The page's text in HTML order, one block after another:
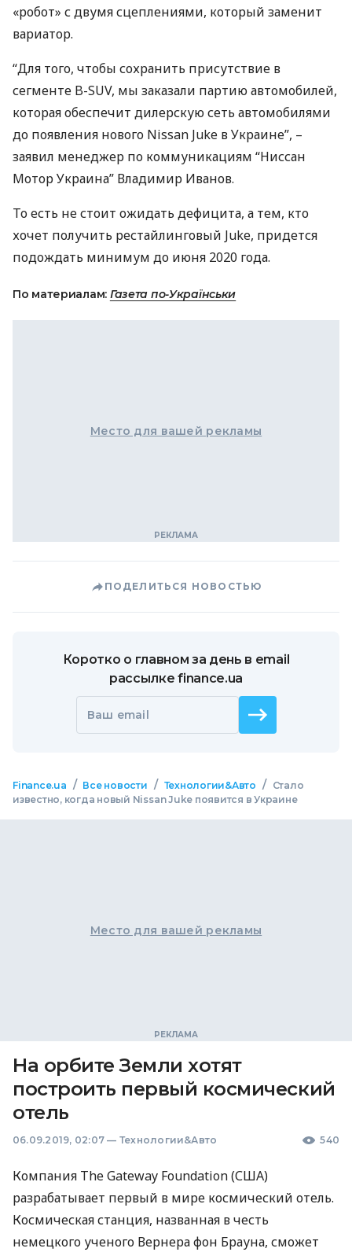
«робот» с двумя сцеплениями, который заменит
вариатор.
“Для того, чтобы сохранить присутствие в
сегменте B-SUV, мы заказали партию автомобилей,
которая обеспечит дилерскую сеть автомобилями
до появления нового Nissan Juke в Украине”, –
заявил менеджер по коммуникациям “Ниссан
Мотор Украина” Владимир Иванов.
То есть не стоит ожидать дефицита, а тем, кто
хочет получить рестайлинговый Juke, придется
подождать минимум до июня 2020 года.
По материалам: Газета по-Українськи
Место для вашей рекламы
ПОДЕЛИТЬСЯ НОВОСТЬЮ
Коротко о главном за день в email
рассылке finance.ua
Ваш email
Finance.ua / Все новости / Технологии&Авто /
Стало
известно, когда новый Nissan Juke появится в Украине
Место для вашей рекламы
На орбите Земли хотят
построить первый космический
отель
06.09.2019, 02:07 — Технологии&Авто 540
Компания The Gateway Foundation (США)
разрабатывает первый в мире космический отель.
Космическая станция, названная в честь
немецкого ученого Вернера фон Брауна, сможет